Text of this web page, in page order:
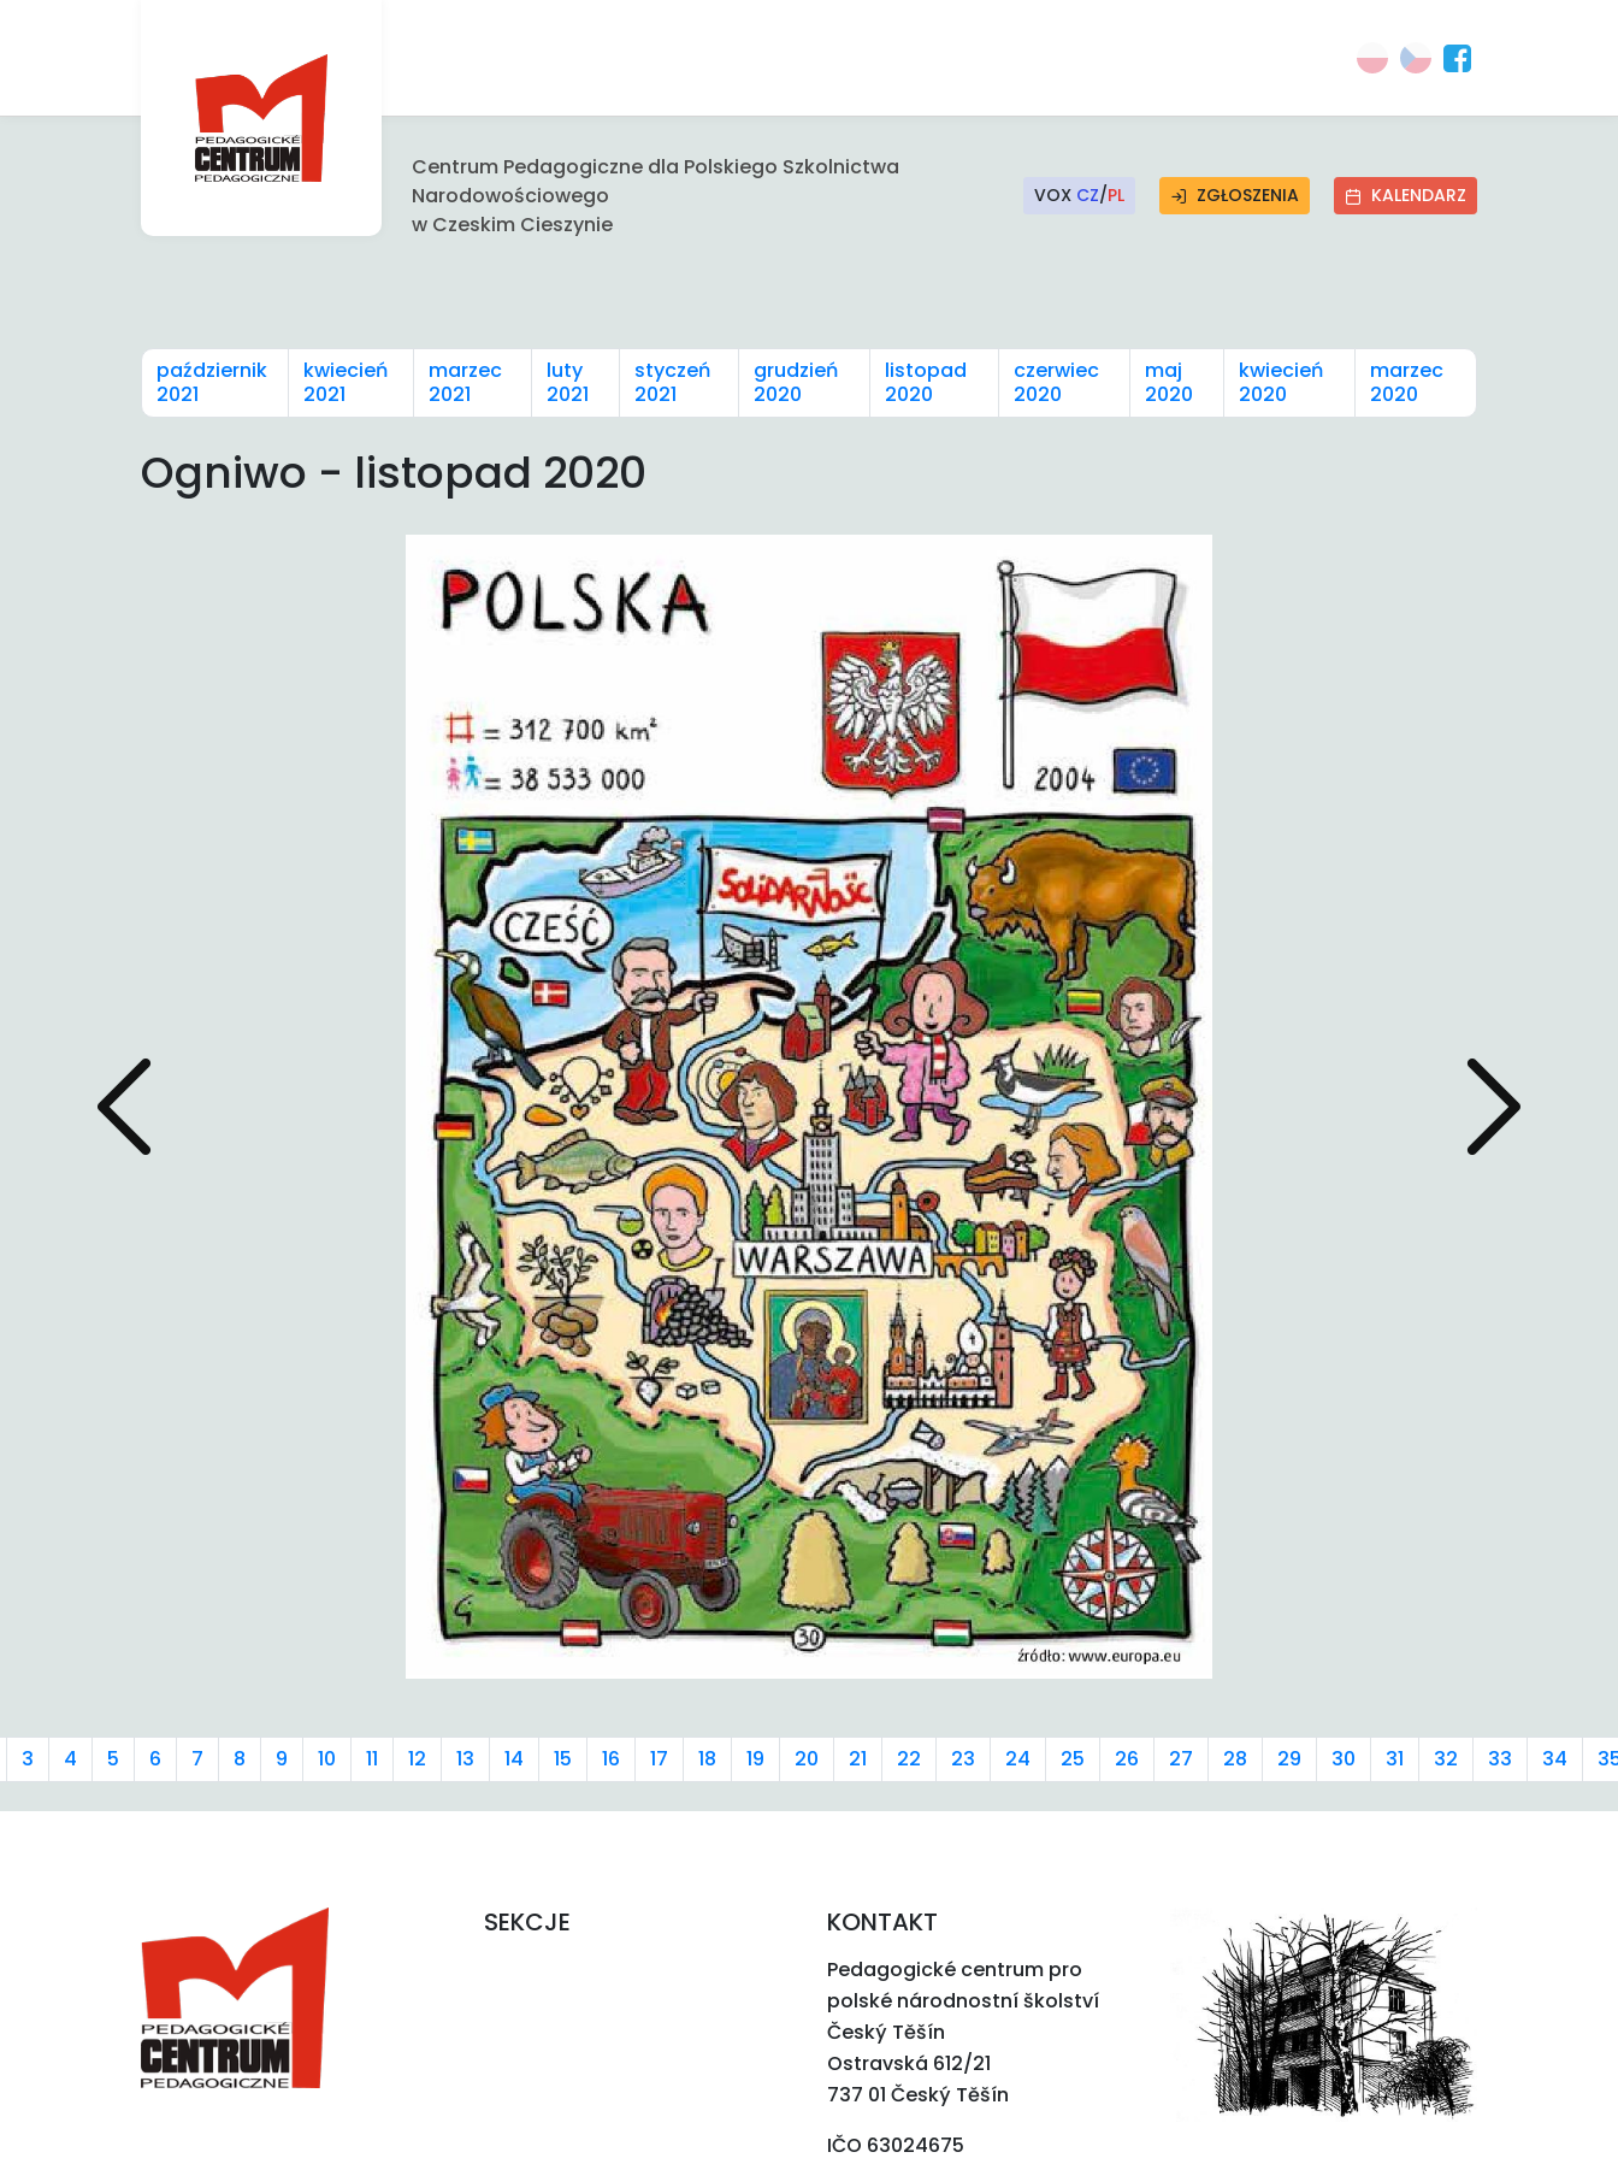
Centrum Pedagogiczne dla Polskiego Szkolnictwa
Narodowościowego
w Czeskim Cieszynie
VOX CZ/PL ZGŁOSZENIA KALENDARZ
październik
2021
kwiecień
2021
marzec
2021
luty
2021
styczeń
2021
grudzień
2020
listopad
2020
czerwiec
2020
maj
2020
kwiecień
2020
marzec
2020
Ogniwo - listopad 2020
3 4 5 6 7 8 9 10 11 12 13 14 15 16 17 18 19 20 21 22 23 24 25 26 27 28 29 30 31 32 33 34
SEKCJE KONTAKT
Pedagogické centrum pro
polské národnostní školství
Český Těšín
Ostravská 612/21
737 01 Český Těšín
IČO 63024675